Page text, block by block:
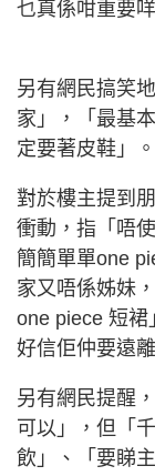
乜真係咁重要咩
另有網民搞笑
家」，「最基
定要著皮鞋」。
對於樓主提到
衝動，指「唔
簡簡單單one
家又唔係姊妹
one piece 短
好信佢仲要遠
另有網民提醒
可以」，但「
飲」、「要睇